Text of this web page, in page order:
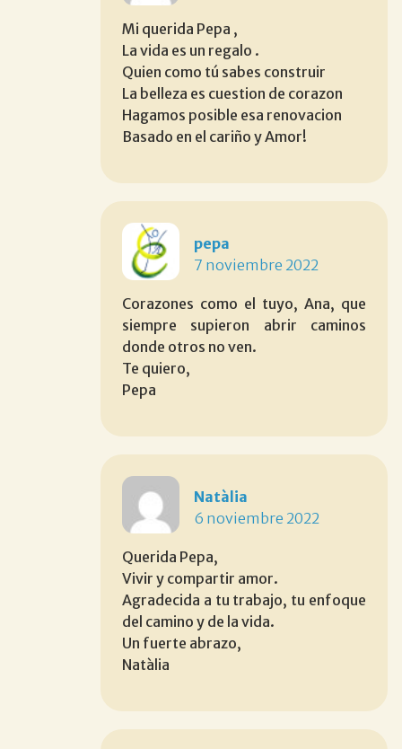
Mi querida Pepa ,
La vida es un regalo .
Quien como tú sabes construir
La belleza es cuestion de corazon
Hagamos posible esa renovacion
Basado en el cariño y Amor!
pepa
7 noviembre 2022
Corazones como el tuyo, Ana, que
siempre supieron abrir caminos
donde otros no ven.
Te quiero,
Pepa
Natàlia
6 noviembre 2022
Querida Pepa,
Vivir y compartir amor.
Agradecida a tu trabajo, tu enfoque
del camino y de la vida.
Un fuerte abrazo,
Natàlia